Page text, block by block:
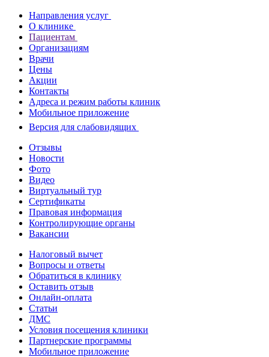
Направления услуг
О клинике
Пациентам
Организациям
Врачи
Цены
Акции
Контакты
Адреса и режим работы клиник
Мобильное приложение
Версия для слабовидящих
Отзывы
Новости
Фото
Видео
Виртуальный тур
Сертификаты
Правовая информация
Контролирующие органы
Вакансии
Налоговый вычет
Вопросы и ответы
Обратиться в клинику
Оставить отзыв
Онлайн-оплата
Статьи
ДМС
Условия посещения клиники
Партнерские программы
Мобильное приложение